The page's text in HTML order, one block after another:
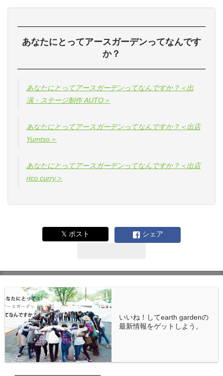
あなたにとってアースガーデンってなんです
か？
あなたにとってアースガーデンってなんですか？＜出
演・ステージ制作 AUTO＞
あなたにとってアースガーデンってなんですか？＜出店
Yumtso＞
あなたにとってアースガーデンってなんですか？＜出店
rico curry＞
𝕏 ポスト シェア
いいね！してearth gardenの
最新情報をゲットしよう。